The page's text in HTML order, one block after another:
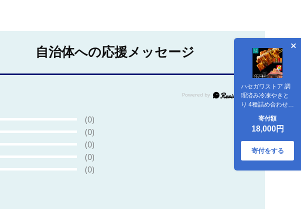
ハセガワストア 調
理済み冷凍やきと
り 4種詰め合わせ 7
_HD066-002
寄付額
18,000円
寄付をする
自治体への応援メッセージ
(0)
(0)
(0)
(0)
(0)